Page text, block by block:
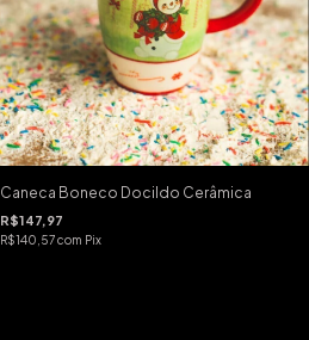
Caneca Boneco Docildo Cerâmica
R$147,97
R$140,57com Pix